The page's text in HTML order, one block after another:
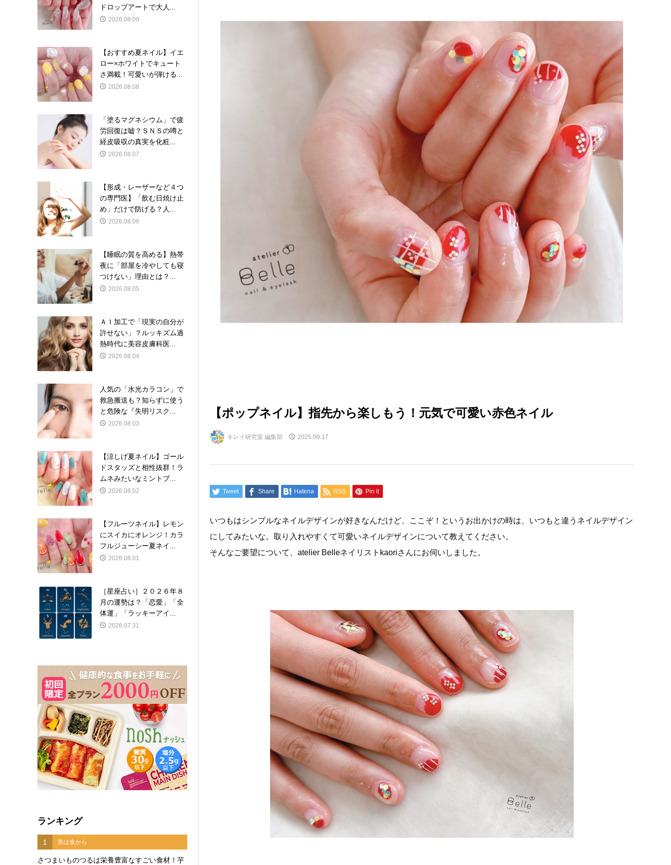
【ポップネイル】指先から楽しもう！元気で可愛い赤色ネイル
キレイ研究室 編集部 2025.09.17
Tweet Share Hatena RSS Pin it
いつもはシンプルなネイルデザインが好きなんだけど、ここぞ！というお出かけの時は、いつもと違うネイルデザイン
にしてみたいな。取り入れやすくて可愛いネイルデザインについて教えてください。
そんなご要望について、atelier Belleネイリストkaoriさんにお伺いしました。
ドロップアートで大人...
2026.08.09
【おすすめ夏ネイル】イエ
ロー×ホワイトでキュート
さ満載！可愛いが弾ける...
2026.08.08
「塗るマグネシウム」で疲
労回復は嘘？ＳＮＳの噂と
経皮吸収の真実を化粧...
2026.08.07
【形成・レーザーなど４つ
の専門医】「飲む日焼け止
め」だけで防げる？人...
2026.08.06
【睡眠の質を高める】熱帯
夜に「部屋を冷やしても寝
つけない」理由とは？...
2026.08.05
ＡＩ加工で「現実の自分が
許せない」？ルッキズム過
熱時代に美容皮膚科医...
2026.08.04
人気の「水光カラコン」で
救急搬送も？知らずに使う
と危険な『失明リスク...
2026.08.03
【涼しげ夏ネイル】ゴール
ドスタッズと相性抜群！ラ
ムネみたいなミントブ...
2026.08.02
【フルーツネイル】レモン
にスイカにオレンジ！カラ
フルジューシー夏ネイ...
2026.08.01
［星座占い］２０２６年８
月の運勢は？「恋愛」「全
体運」「ラッキーアイ...
2026.07.31
ランキング
1 美は食から
さつまいものつるは栄養豊富なすごい食材！芋